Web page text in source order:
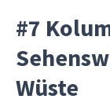
#7
Wüste